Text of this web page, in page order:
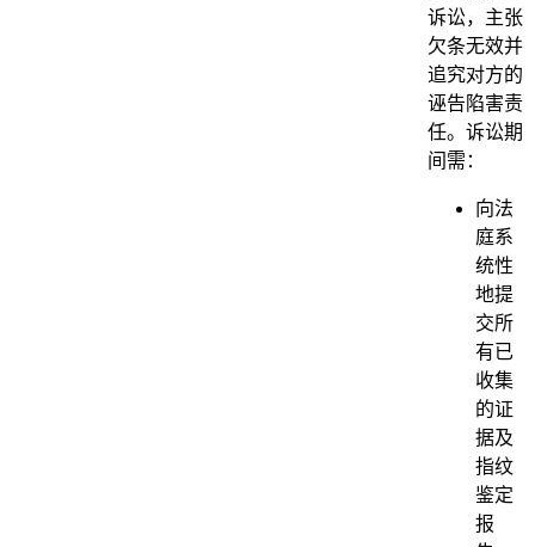
诉讼，主张
欠条无效并
追究对方的
诬告陷害责
任。诉讼期
间需：
向法
庭系
统性
地提
交所
有已
收集
的证
据及
指纹
鉴定
报